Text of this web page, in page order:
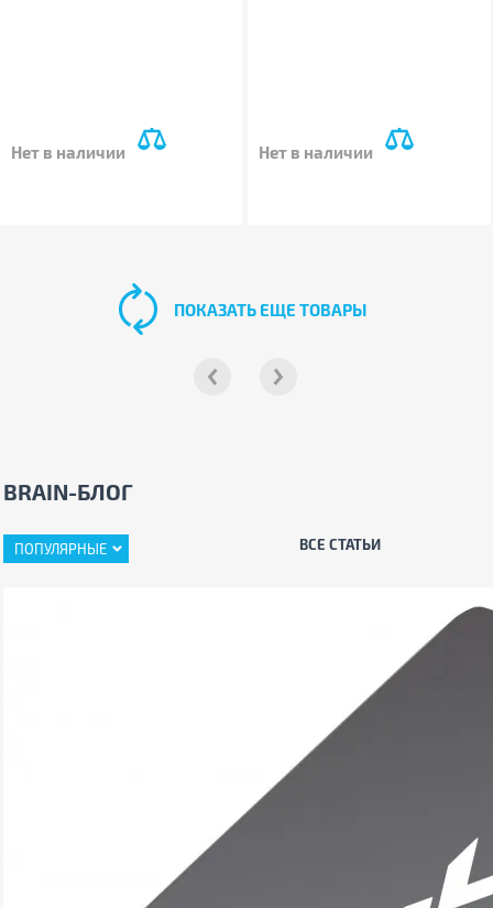
Нет в наличии Нет в наличии
ПОКАЗАТЬ ЕЩЕ ТОВАРЫ
BRAIN-БЛОГ
ПОПУЛЯРНЫЕ ВСЕ СТАТЬИ